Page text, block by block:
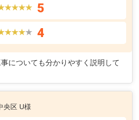
5
★ 4
についても分かりやすく説明して
央区 U様